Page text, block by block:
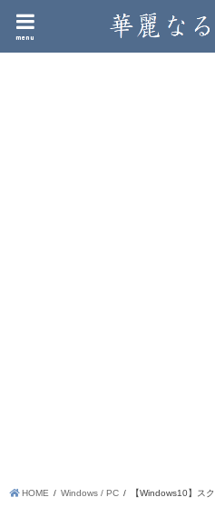
menu
HOME Windows / PC 【Windows10】ス